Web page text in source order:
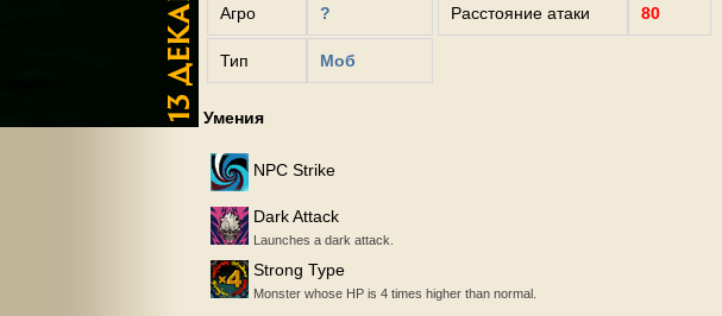
Агро ?
Тип Моб
Расстояние атаки 80
Умения
NPC Strike
Dark Attack
Launches a dark attack.
Strong Type
Monster whose HP is 4 times higher than normal.